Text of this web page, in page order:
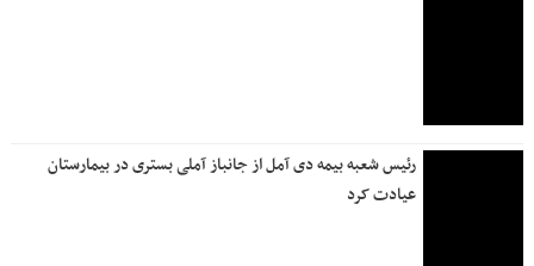
رئیس شعبه بیمه دی آمل از جانباز آملی بستری در بیمارستان
عیادت کرد